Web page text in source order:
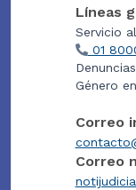
Líneas
Servicio
01
Género
Correo
Correo